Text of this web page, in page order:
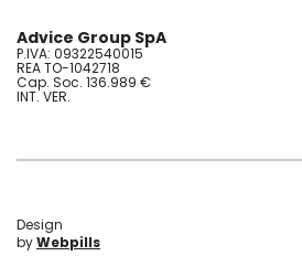
Advice Group SpA
P.IVA: 09322540015
REA TO-1042718
Cap. Soc. 136.989 €
INT. VER.
Design
byWebpills